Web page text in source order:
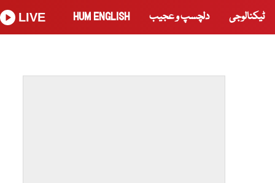
ٹیکنالوجی دلچسپ و عجیب HUM ENGLISH
LIVE